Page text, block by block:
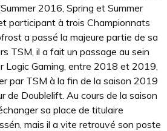
2016, Spring et Summer
participant à trois Championnats
a passé la majeure partie de sa
TSM, il a fait un passage au sein
Logic Gaming, entre 2018 et 2019,
par TSM à la fin de la saison 2019
de Doublelift. Au cours de la saison
sa place de titulaire
mais il a vite retrouvé son poste